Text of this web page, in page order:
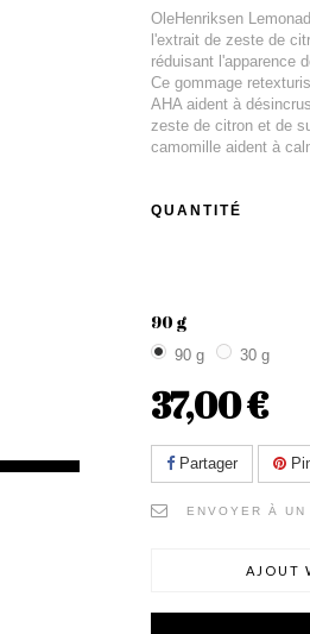
OleHenriksen
l'extrait de zeste de
réduisant l'apparence
Ce gommage
AHA aident à
zeste de citron et de
camomille aident à
QUANTITÉ
90 g
90 g 30 g
37,00 €
Partager
ENVOYER À UN
AJOUT